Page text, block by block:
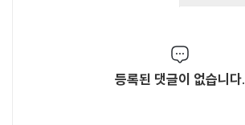
등록된 댓글이 없습니다.